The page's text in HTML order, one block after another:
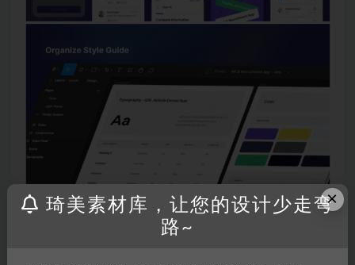
×
琦美素材库，让您的设计少走弯
路~